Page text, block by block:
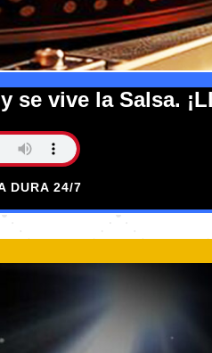
se vive la Salsa.
DURA 24/7